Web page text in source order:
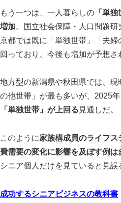
もう一つは、一人暮らしの 「単
増加。国立社会保障・人口問題
京都では既に「単独世帯」「夫
回っており、今後も増加が予想さ
地方型の新潟県や秋田県では、
の他世帯」が最も多いが、2025
「単独世帯」が上回る 見通しだ。
このように家族構成員のライフ
費需要の変化に影響を及ぼす例は
シニア個人だけを見ていると見誤
成功するシニアビジネスの教科書